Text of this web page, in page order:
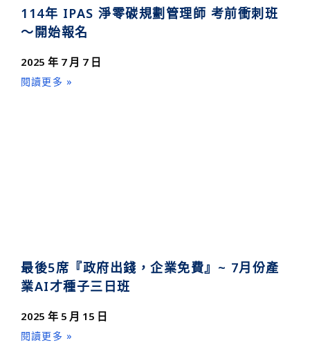
114年 IPAS 淨零碳規劃管理師 考前衝刺班
～開始報名
2025 年 7 月 7 日
閱讀更多 »
最後5席『政府出錢，企業免費』~ 7月份產
業AI才種子三日班
2025 年 5 月 15 日
閱讀更多 »